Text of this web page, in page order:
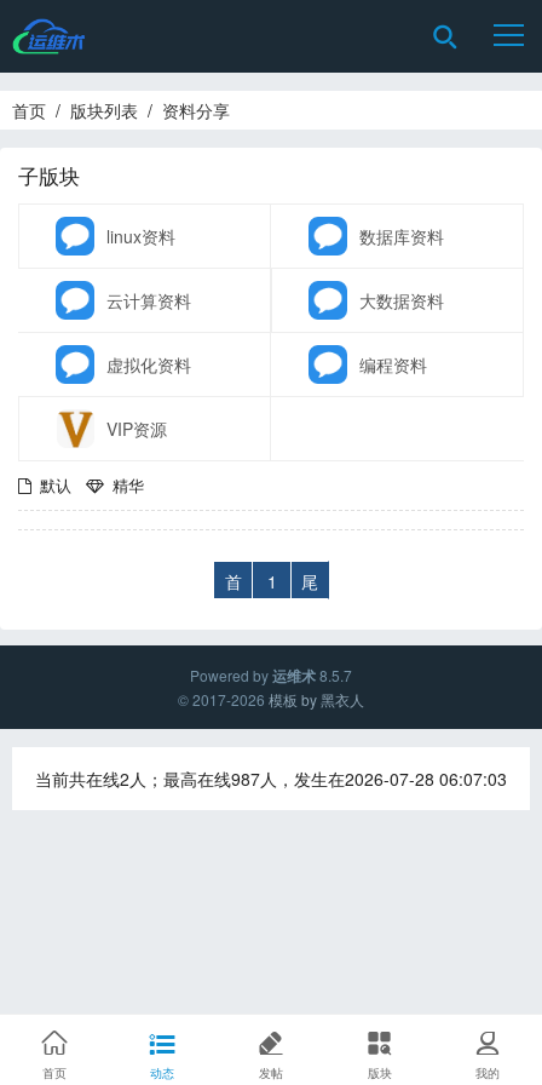
首页 动态 发帖 版块 我的
首页 / 版块列表 / 资料分享
子版块
linux资料 数据库资料
云计算资料 大数据资料
虚拟化资料 编程资料
VIP资源
默认 精华
首 1 尾
Powered by运维术8.5.7
© 2017-2026 模板 by 黑衣人
当前共在线2人；最高在线987人，发生在2026-07-28 06:07:03